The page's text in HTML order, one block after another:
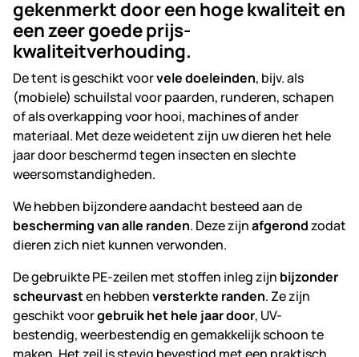
gekenmerkt door een hoge kwaliteit en
een zeer goede prijs-
kwaliteitverhouding.
De tent is geschikt voorvele doeleinden, bijv. als
(mobiele) schuilstal voor paarden, runderen, schapen
of als overkapping voor hooi, machines of ander
materiaal. Met deze weidetent zijn uw dieren het hele
jaar door beschermd tegen insecten en slechte
weersomstandigheden.
We hebben bijzondere aandacht besteed aan de
bescherming van alle randen. Deze zijnafgerondzodat
dieren zich niet kunnen verwonden.
De gebruikte PE-zeilen met stoffen inleg zijn bijzonder
scheurvasten hebbenversterkte randen. Ze zijn
geschikt voorgebruik het hele jaar door, UV-
bestendig, weerbestendig en gemakkelijk schoon te